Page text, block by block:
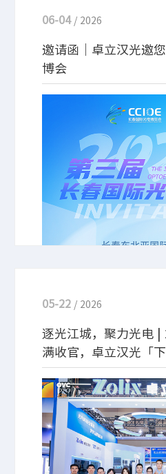
06-04 / 2026
邀请函｜卓立汉光邀
博会
6月12-14日，卓立汉光将亮
览会‌（2026长春光博会）。
系列核心产品参展，涵盖光
像、精密光机械与运动控制
与业界同仁共探光电技术新
05-22 / 2026
逐光江城，聚力光电 |
满收官，卓立汉光「
征程～
5月20日，为期3天的第21届
（武汉光博会）圆满落幕。
多个系列自研光电产品与解
到光谱成像，多方位展现国
技术积淀。现场人潮涌动，
作伙伴与客户朋友莅临展位